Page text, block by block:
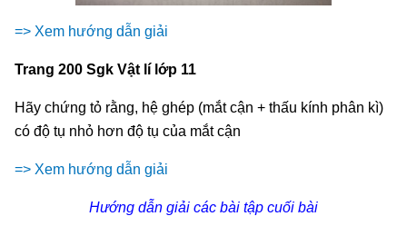
=> Xem hướng dẫn giải
Trang 200 Sgk Vật lí lớp 11
Hãy chứng tỏ rằng, hệ ghép (mắt cận + thấu kính phân kì)
có độ tụ nhỏ hơn độ tụ của mắt cận
=> Xem hướng dẫn giải
Hướng dẫn giải các bài tập cuối bài